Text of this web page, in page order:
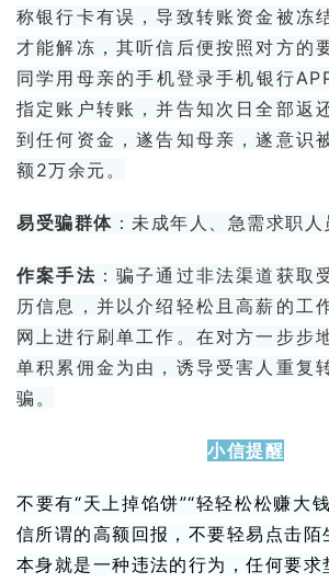
称银行卡有误，导致转账资金被冻
才能解冻，其听信后便按照对方的
同学用母亲的手机登录手机银行
指定账户转账，并告知次日全部返
到任何资金，遂告知母亲，遂意识
额2万余元。
易受骗群体 ：未成年人、急需求职人
作案手法 ：骗子通过非法渠道获取
历信息，并以介绍轻松且高薪的工
网上进行刷单工作。在对方一步步
单积累佣金为由，诱导受害人重复
骗。
小信提醒
不要有“天上掉馅饼”“轻轻松松赚大
信所谓的高额回报，不要轻易点击陌
本身就是一种违法的行为，任何要求